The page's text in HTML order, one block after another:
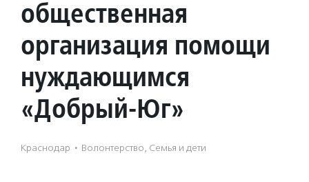
общественная
организация помощи
нуждающимся
«Добрый-Юг»
Краснодар · Волонтерство, Семья и дети